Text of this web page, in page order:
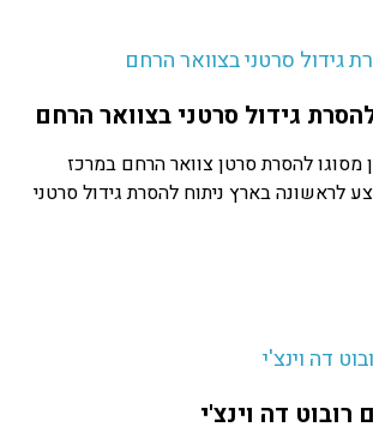
גידול סרטני בצוואר הרחם
מסוגו להסרת סרטן צוואר הרחם במרכז
לראשונה בארץ ניתוח להסרת גידול סרטני
דה וינצ'י